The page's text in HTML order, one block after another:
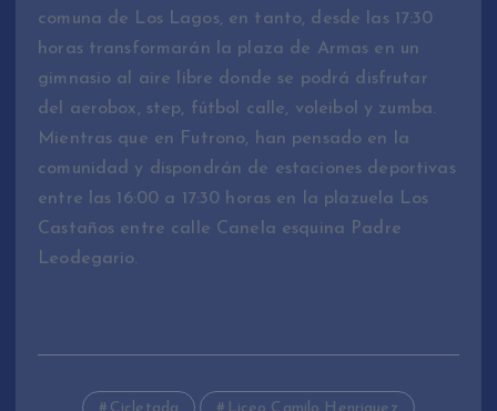
comuna de Los Lagos, en tanto, desde las 17:30
horas transformarán la plaza de Armas en un
gimnasio al aire libre donde se podrá disfrutar
del aerobox, step, fútbol calle, voleibol y zumba.
Mientras que en Futrono, han pensado en la
comunidad y dispondrán de estaciones deportivas
entre las 16:00 a 17:30 horas en la plazuela Los
Castaños entre calle Canela esquina Padre
Leodegario.